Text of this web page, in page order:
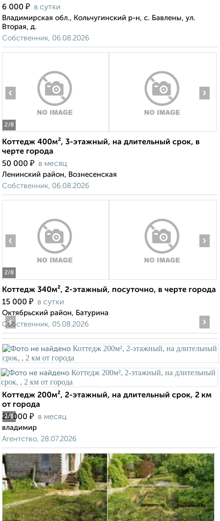
6 000 ₽ в сутки
Владимирская обл., Кольчугинский р-н, с. Бавлены, ул.
Вторая, д.
Собственник, 06.08.2026
2/8
‹ ›
Коттедж 400м², 3-этажный, на длительный срок, в
черте города
50 000 ₽ в месяц
Ленинский район, Вознесенская
Собственник, 06.08.2026
2/8
‹ ›
Коттедж 340м², 2-этажный, посуточно, в черте города
15 000 ₽ в сутки
Октябрьский район, Батурина
Собственник, 05.08.2026
2/8
‹ ›
Коттедж 200м², 2-этажный, на длительный срок, 2 км
от города
25 000 ₽ в месяц
владимир
Агентство, 28.07.2026